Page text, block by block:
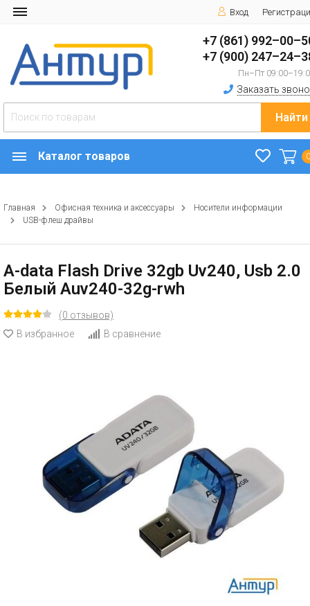
Вход
+7 (861)
+7 (900)
Пн–Пт
Заказать
Найти
Каталог товаров
Главная Офисная техника и аксессуары
Носители информации
USB-флеш драйвы
A-data Flash Drive 32gb Uv240, Usb 2.0
Белый Auv240-32g-rwh
(0 отзывов)
В избранное
В сравнение